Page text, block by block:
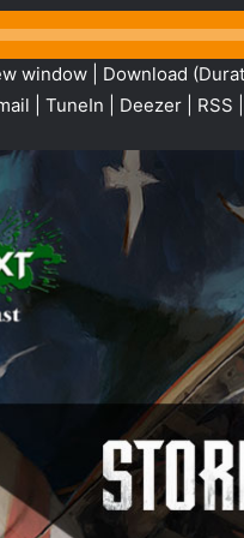
window Download
TuneIn Deezer RSS